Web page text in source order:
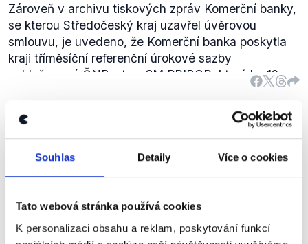
Souhlas Detaily Více o cookies
Tato webová stránka používá cookies
K personalizaci obsahu a reklam, poskytování funkcí
Zároveň v archivu tiskových zpráv Komerční banky,
se kterou Středočeský kraj uzavřel úvěrovou
smlouvu, je uvedeno, že Komerční banka poskytla
kraji tříměsíční referenční úrokové sazby
vyhlašované ČNB - tzv. 3M PRIBOR, který ke 12.
září 2007, kdy byla smlouva podepsána, činil 3,30
%. Doba splatnosti má být až 20 let, tedy do roku
2027.
SOCDEM
Dále máme stipendia třeba pro
které je zájem, tak máme
stipendia. Dává se tam například
měsíčně, 400 korun v druhém
ročníku a dává se v pololetí, když